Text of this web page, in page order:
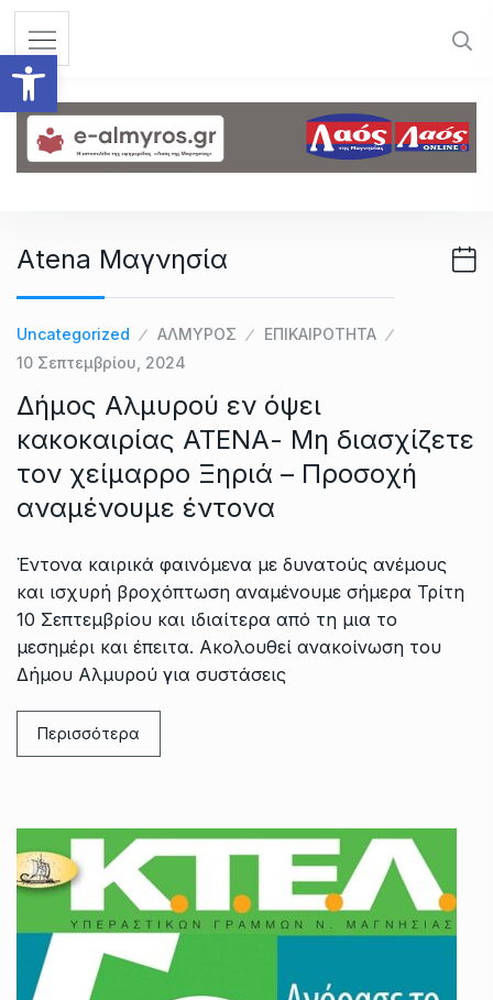
Ανοίξτε τη γραμμή
Atena Μαγνησία
Uncategorized ΑΛΜΥΡΟΣ
ΕΠΙΚΑΙΡΟΤΗΤΑ
10 Σεπτεμβρίου, 2024
Δήμος Αλμυρού εν όψει
κακοκαιρίας ΑΤΕΝΑ- Μη διασχίζετε
τον χείμαρρο Ξηριά – Προσοχή
αναμένουμε έντονα
Έντονα καιρικά φαινόμενα με δυνατούς ανέμους
και ισχυρή βροχόπτωση αναμένουμε σήμερα Τρίτη
10 Σεπτεμβρίου και ιδιαίτερα από τη μια το
μεσημέρι και έπειτα. Ακολουθεί ανακοίνωση του
Δήμου Αλμυρού για συστάσεις
Περισσότερα